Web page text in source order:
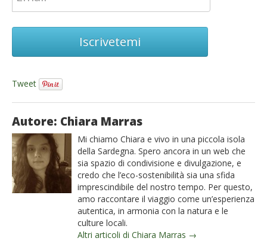
Iscrivetemi
Tweet
Autore: Chiara Marras
Mi chiamo Chiara e vivo in una piccola isola
della Sardegna. Spero ancora in un web che
sia spazio di condivisione e divulgazione, e
credo che l’eco-sostenibilità sia una sfida
imprescindibile del nostro tempo. Per questo,
amo raccontare il viaggio come un’esperienza
autentica, in armonia con la natura e le
culture locali.
Altri articoli di Chiara Marras →